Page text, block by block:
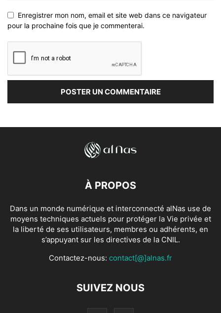
Enregistrer mon nom, email et site web dans ce navigateur
pour la prochaine fois que je commenterai.
À PROPOS
Dans un monde numérique et interconnecté alNas use de
moyens techniques actuels pour protéger la Vie privée et
la liberté de ses utilisateurs, membres ou adhérents, en
s’appuyant sur les directives de la CNIL.
Contactez-nous: contact[@]alnas.fr
SUIVEZ NOUS